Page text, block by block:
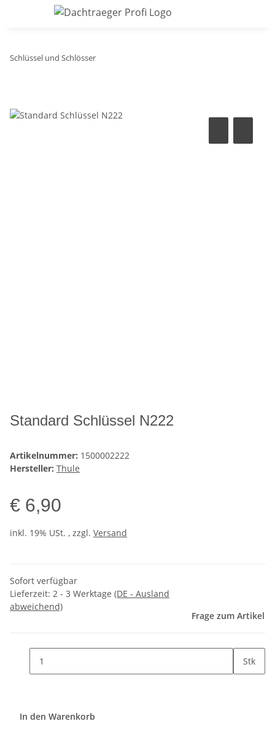
Schlüssel und Schlösser
Standard Schlüssel N222
Artikelnummer: 1500002222
Hersteller: Thule
€ 6,90
inkl. 19% USt. , zzgl. Versand
Sofort verfügbar
Lieferzeit: 2 - 3 Werktage (DE - Ausland
abweichend)
Frage zum Artikel
Stk
In den Warenkorb